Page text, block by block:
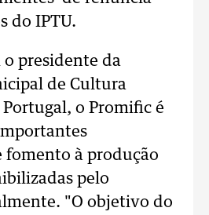
do IPTU.
o presidente da
de Cultura
o Promific é
fomento à produção
pelo
"O objetivo do